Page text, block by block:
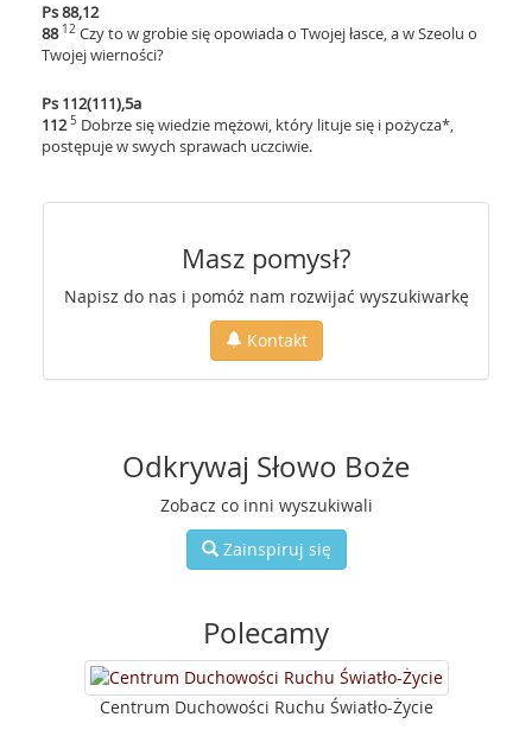
Ps 88,12
88 12 Czy to w grobie się opowiada o Twojej łasce, a w Szeolu o
Twojej wierności?
Ps 112(111),5a
112 5 Dobrze się wiedzie mężowi, który lituje się i pożycza*,
postępuje w swych sprawach uczciwie.
Masz pomysł?
Napisz do nas i pomóż nam rozwijać wyszukiwarkę
Kontakt
Odkrywaj Słowo Boże
Zobacz co inni wyszukiwali
Zainspiruj się
Polecamy
Centrum Duchowości Ruchu Światło-Życie